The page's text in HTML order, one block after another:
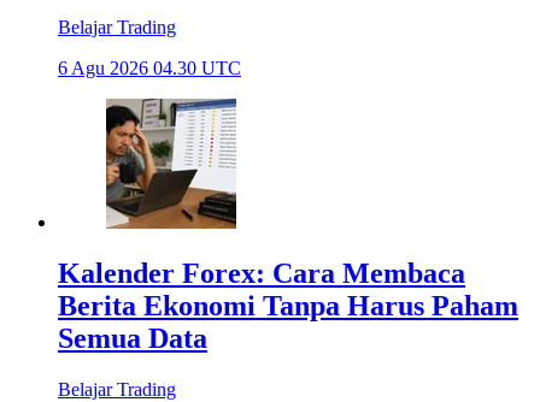
Belajar Trading
6 Agu 2026 04.30 UTC
Kalender Forex: Cara Membaca
Berita Ekonomi Tanpa Harus Paham
Semua Data
Belajar Trading